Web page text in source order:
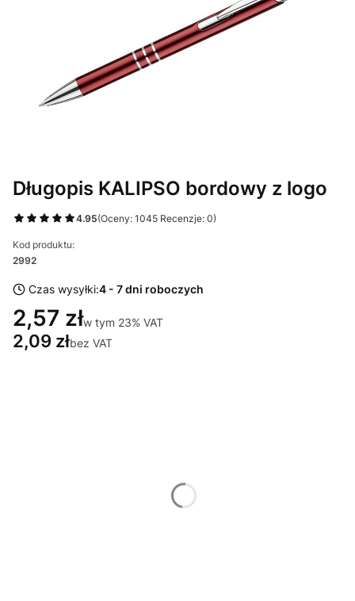
Długopis KALIPSO bordowy z logo
4.95(Oceny: 1045 Recenzje: 0)
Kod produktu:
2992
Czas wysyłki:4 - 7 dni roboczych
2,57 złw tym 23% VAT
w tym 23% VAT
2,09 złbez VAT